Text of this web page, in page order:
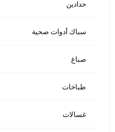
حدادين
سباك أدوات صحية
صباغ
طباخات
غسالات